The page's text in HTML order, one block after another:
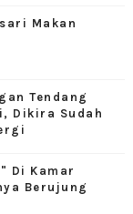
Makan
Tendang
Dikira Sudah
Di Kamar
Berujung